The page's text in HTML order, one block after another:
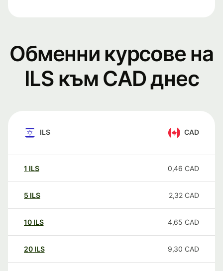
Обменни курсове на
ILS към CAD днес
ILS CAD
1 ILS 0,46 CAD
5 ILS 2,32 CAD
10 ILS 4,65 CAD
20 ILS 9,30 CAD